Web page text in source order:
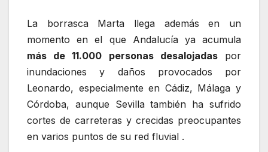
La borrasca Marta llega además en un
momento en el que Andalucía ya acumula
más de 11.000 personas desalojadaspor
inundaciones y daños provocados por
Leonardo, especialmente en Cádiz, Málaga y
Córdoba, aunque Sevilla también ha sufrido
cortes de carreteras y crecidas preocupantes
en varios puntos de su red fluvial .